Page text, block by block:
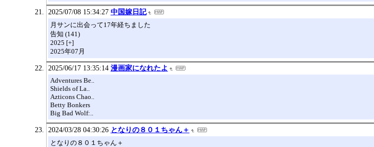
2025/07/08 15:34:27 中国嫁日記
月サンに出会って17年経ちました
告知 (141)
2025 [+]
2025年07月
2025/06/17 13:35:14 漫画家になれたよ
Adventures Be..
Shields of La..
Azticons Chao..
Betty Bonkers
Big Bad Wolf:..
2024/03/28 04:30:26 となりの８０１ちゃん＋
となりの８０１ちゃん＋